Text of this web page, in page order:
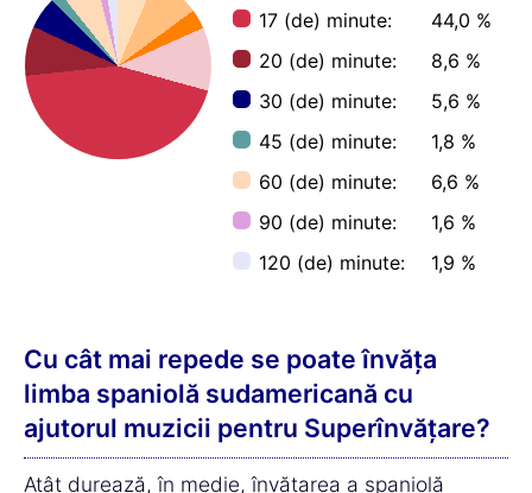
♫ + 2.000 = 22,5 (de) ore
3.000 = 51,4 (de) ore
♫ + 3.000 = 33,7 (de) ore
1.000 (de) cuvinte fără Superînvățare = 17,1 (de)
ore
1.000 (de) cuvinte cu Superînvățare = 11,2 (de)
ore
★ Timp economisit: 5,9 (de) ore